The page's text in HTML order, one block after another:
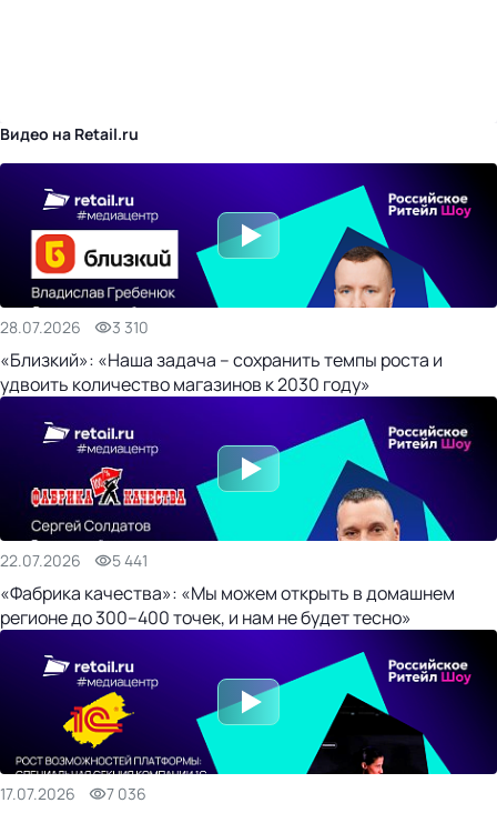
Видео на Retail.ru
28.07.2026 3 310
«Близкий»: «Наша задача – сохранить темпы роста и
удвоить количество магазинов к 2030 году»
22.07.2026 5 441
«Фабрика качества»: «Мы можем открыть в домашнем
регионе до 300–400 точек, и нам не будет тесно»
17.07.2026 7 036